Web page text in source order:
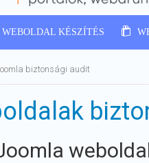
WEBOLDAL KÉSZÍTÉS
biztonsági audit